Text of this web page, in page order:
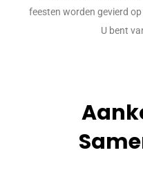
feesten worden gevierd
U bent